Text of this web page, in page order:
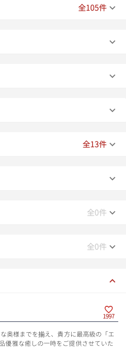
全105件
全13件
全0件
全0件
1997
奥様までを揃え、貴方に最高級の「エ
優雅な癒しの一時をご提供させていた